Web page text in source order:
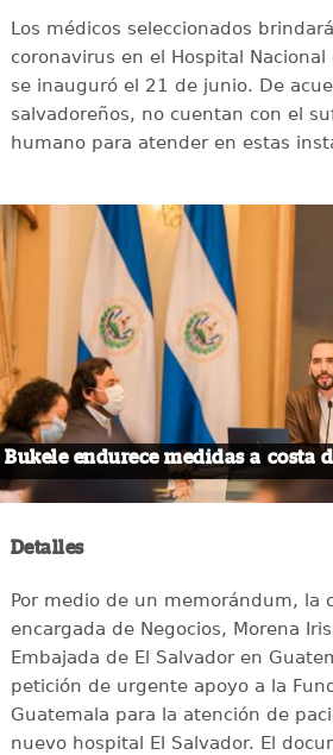
Los médicos seleccionados
coronavirus en el Hospital
se inauguró el 21 de junio. De
salvadoreños, no cuentan con el
humano para atender en estas
Bukele endurece medidas a costa
Detalles
Por medio de un memorándum, la
encargada de Negocios, Morena
Embajada de El Salvador en
petición de urgente apoyo a la
Guatemala para la atención de
nuevo hospital El Salvador. El